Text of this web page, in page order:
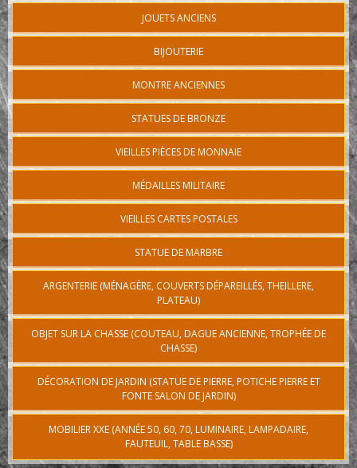
JOUETS ANCIENS
BIJOUTERIE
MONTRE ANCIENNES
STATUES DE BRONZE
VIEILLES PIÈCES DE MONNAIE
MÉDAILLES MILITAIRE
VIEILLES CARTES POSTALES
STATUE DE MARBRE
ARGENTERIE (MÉNAGÈRE, COUVERTS DÉPAREILLÉS, THEILLERE,
PLATEAU)
OBJET SUR LA CHASSE (COUTEAU, DAGUE ANCIENNE, TROPHÉE DE
CHASSE)
DÉCORATION DE JARDIN (STATUE DE PIERRE, POTICHE PIERRE ET
FONTE SALON DE JARDIN)
MOBILIER XXE (ANNÉE 50, 60, 70, LUMINAIRE, LAMPADAIRE,
FAUTEUIL, TABLE BASSE)